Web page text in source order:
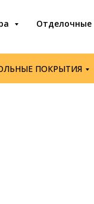
Отделочные
ПОКРЫТИЯ